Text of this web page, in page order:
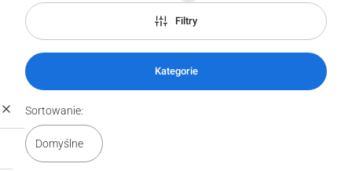
Filtry
Kategorie
Lista produktów
Sortowanie:
Domyślne